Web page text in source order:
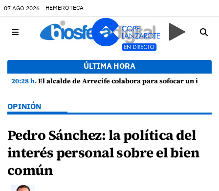
07 AGO 2026 HEMEROTECA
ÚLTIMA HORA
20:28 h.El alcalde de Arrecife colabora para sofocar un incendio en una vivienda de Playa Honda
OPINIÓN
Pedro Sánchez: la política del
interés personal sobre el bien
común